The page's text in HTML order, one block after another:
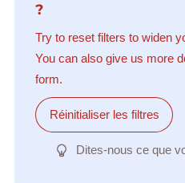
?
Try to reset filters to widen
You can also give us more
form.
Réinitialiser les filtres
Dites-nous ce que